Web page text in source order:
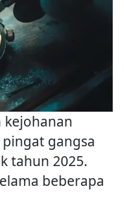
kejohanan
gangsa
tahun 2025.
beberapa